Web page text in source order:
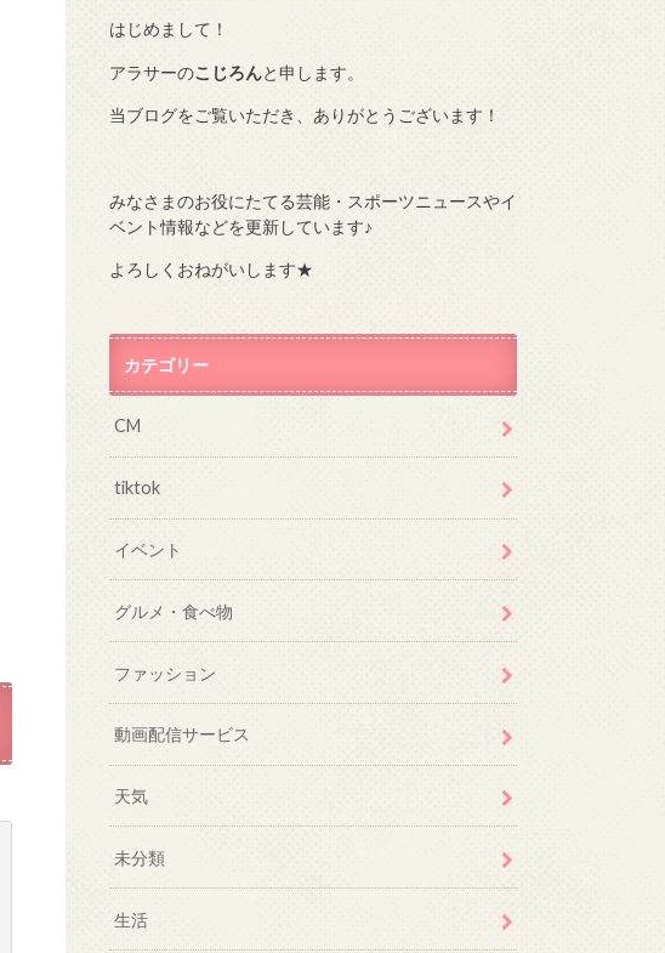
はじめまして！
アラサーのこじろんと申します。
当ブログをご覧いただき、ありがとうございます！
みなさまのお役にたてる芸能・スポーツニュースやイ
ベント情報などを更新しています♪
よろしくおねがいします★
カテゴリー
CM
tiktok
イベント
グルメ・食べ物
ファッション
動画配信サービス
天気
未分類
生活